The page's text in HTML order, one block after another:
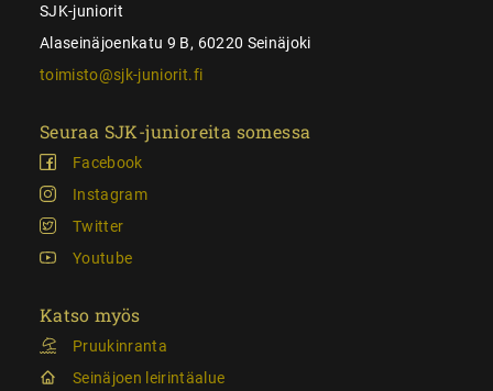
SJK-juniorit
Alaseinäjoenkatu 9 B, 60220 Seinäjoki
toimisto@sjk-juniorit.fi
Seuraa SJK-junioreita somessa
Facebook
Instagram
Twitter
Youtube
Katso myös
Pruukinranta
Seinäjoen leirintäalue